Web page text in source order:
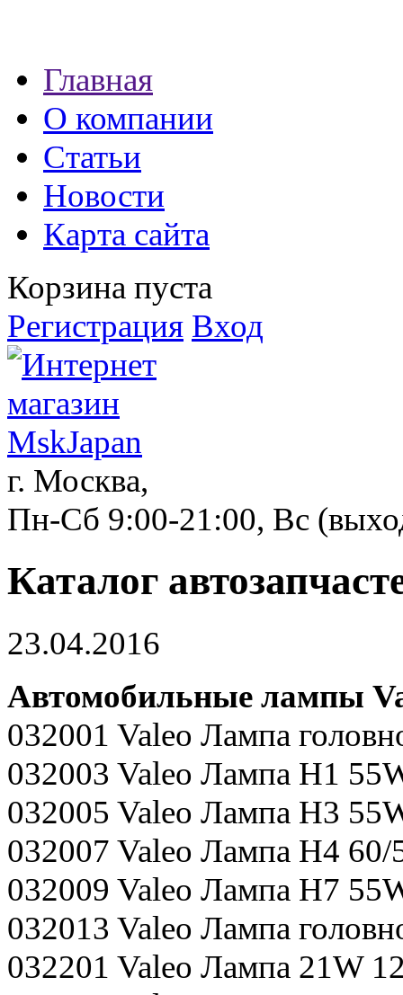
экспресс займы
Главная
О компании
Статьи
Новости
Карта сайта
Корзина пуста
Регистрация Вход
г. Москва,
Пн-Сб 9:00-21:00, Вс
Каталог
23.04.2016
Автомобильные лампы
032001 Valeo Лампа
032003 Valeo Лампа H1
032005 Valeo Лампа H3
032007 Valeo Лампа H4
032009 Valeo Лампа H7
032013 Valeo Лампа
032201 Valeo Лампа 21W